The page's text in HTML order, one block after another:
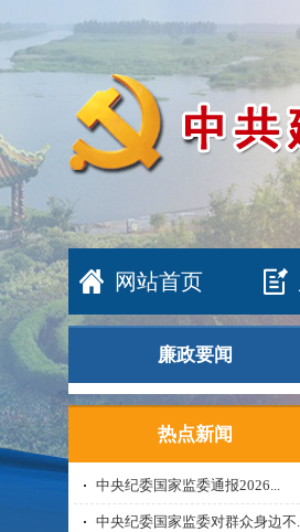
网站首页
廉政要闻
热点新闻
中央纪委国家监委通报2026...
中央纪委国家监委对群众身边不